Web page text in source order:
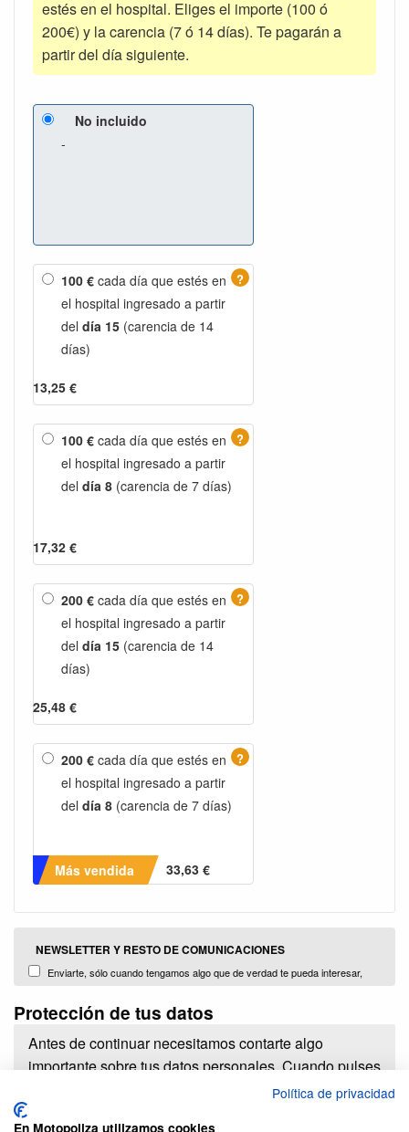
estés en el hospital. Eliges el importe (100 ó
200€) y la carencia (7 ó 14 días). Te pagarán a
partir del día siguiente.
No incluido
-
100 €cada día que estés en
el hospital ingresado a partir
del día 15(carencia de 14
días)
13,25 €
?
100 €cada día que estés en
el hospital ingresado a partir
del día 8(carencia de 7 días)
17,32 €
?
200 €cada día que estés en
el hospital ingresado a partir
del día 15(carencia de 14
días)
25,48 €
?
200 €cada día que estés en
el hospital ingresado a partir
del día 8(carencia de 7 días)
Más vendida 33,63 €
?
NEWSLETTER Y RESTO DE COMUNICACIONES
Enviarte, sólo cuando tengamos algo que de verdad te pueda interesar,
y servicios o de terceros comercializados y distribuidos por nosotors (Plug
Protección de tus datos
Antes de continuar necesitamos contarte algo
importante sobre tus datos personales. Cuando pulses
el botón de contratar estarás dando a PlugBrokers
Política de privacidad
En Motopoliza utilizamos cookies